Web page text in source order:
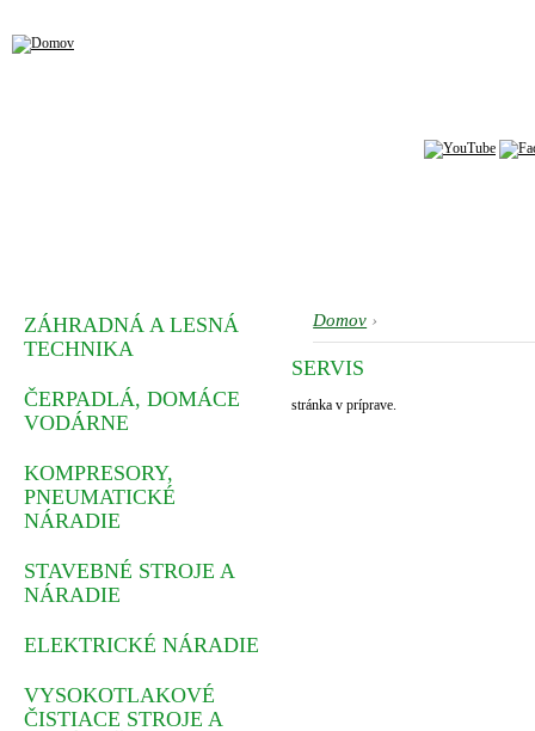
Domov ›
SERVIS
stránka v príprave.
ZÁHRADNÁ A LESNÁ
TECHNIKA
ČERPADLÁ, DOMÁCE
VODÁRNE
KOMPRESORY,
PNEUMATICKÉ
NÁRADIE
STAVEBNÉ STROJE A
NÁRADIE
ELEKTRICKÉ NÁRADIE
VYSOKOTLAKOVÉ
ČISTIACE STROJE A